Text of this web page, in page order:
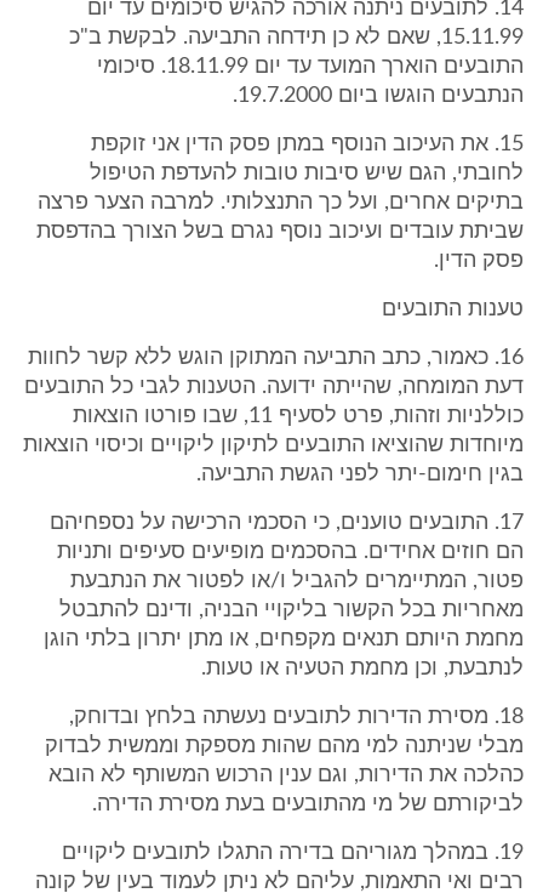
14. לתובעים ניתנה אורכה להגיש סיכומים עד יום
15.11.99, שאם לא כן תידחה התביעה. לבקשת ב"כ
התובעים הוארך המועד עד יום 18.11.99. סיכומי
הנתבעים הוגשו ביום 19.7.2000.
15. את העיכוב הנוסף במתן פסק הדין אני זוקפת
לחובתי, הגם שיש סיבות טובות להעדפת הטיפול
בתיקים אחרים, ועל כך התנצלותי. למרבה הצער פרצה
שביתת עובדים ועיכוב נוסף נגרם בשל הצורך בהדפסת
פסק הדין.
טענות התובעים
16. כאמור, כתב התביעה המתוקן הוגש ללא קשר לחוות
דעת המומחה, שהייתה ידועה. הטענות לגבי כל התובעים
כוללניות וזהות, פרט לסעיף 11, שבו פורטו הוצאות
מיוחדות שהוציאו התובעים לתיקון ליקויים וכיסוי הוצאות
בגין חימום-יתר לפני הגשת התביעה.
17. התובעים טוענים, כי הסכמי הרכישה על נספחיהם
הם חוזים אחידים. בהסכמים מופיעים סעיפים ותניות
פטור, המתיימרים להגביל ו/או לפטור את הנתבעת
מאחריות בכל הקשור בליקויי הבניה, ודינם להתבטל
מחמת היותם תנאים מקפחים, או מתן יתרון בלתי הוגן
לנתבעת, וכן מחמת הטעיה או טעות.
18. מסירת הדירות לתובעים נעשתה בלחץ ובדוחק,
מבלי שניתנה למי מהם שהות מספקת וממשית לבדוק
כהלכה את הדירות, וגם ענין הרכוש המשותף לא הובא
לביקורתם של מי מהתובעים בעת מסירת הדירה.
19. במהלך מגוריהם בדירה התגלו לתובעים ליקויים
רבים ואי התאמות, עליהם לא ניתן לעמוד בעין של קונה